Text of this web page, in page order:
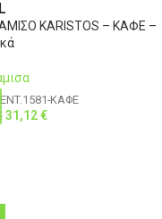
L
KARISTOS – ΚΑΦΕ –
ΚΑΦΕ
€ 31,12€